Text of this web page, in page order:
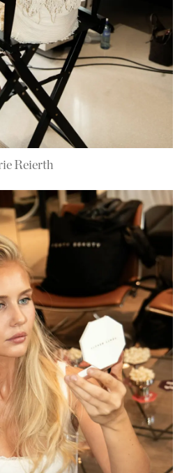
Reierth